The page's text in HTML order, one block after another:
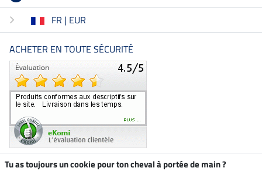
FR | EUR
ACHETER EN TOUTE SÉCURITÉ
Tu as toujours un cookie pour ton cheval à portée de main ?